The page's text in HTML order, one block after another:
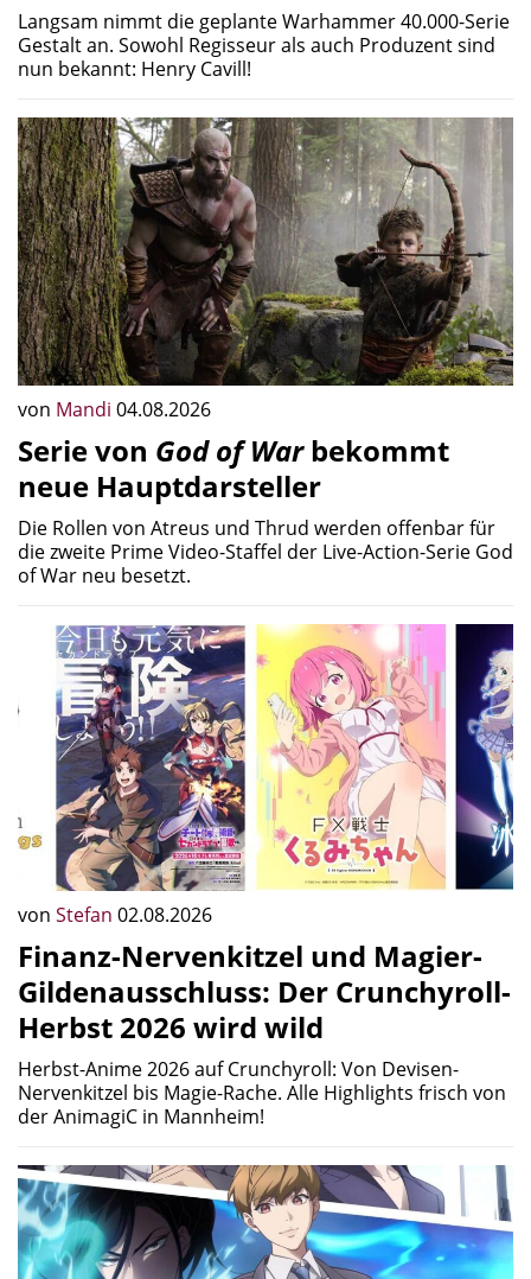
Langsam nimmt die geplante Warhammer 40.000-Serie
Gestalt an. Sowohl Regisseur als auch Produzent sind
nun bekannt: Henry Cavill!
von Mandi 04.08.2026
Serie von God of Warbekommt
neue Hauptdarsteller
Die Rollen von Atreus und Thrud werden offenbar für
die zweite Prime Video-Staffel der Live-Action-Serie God
of War neu besetzt.
von Stefan 02.08.2026
Finanz-Nervenkitzel und Magier-
Gildenausschluss: Der Crunchyroll-
Herbst 2026 wird wild
Herbst-Anime 2026 auf Crunchyroll: Von Devisen-
Nervenkitzel bis Magie-Rache. Alle Highlights frisch von
der AnimagiC in Mannheim!